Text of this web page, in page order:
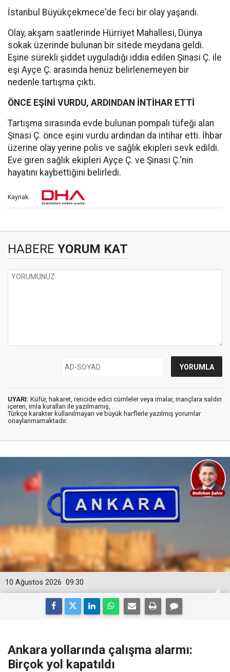
İstanbul Büyükçekmece'de feci bir olay yaşandı.
Olay, akşam saatlerinde Hürriyet Mahallesi, Dünya
sokak üzerinde bulunan bir sitede meydana geldi.
Eşine sürekli şiddet uyguladığı iddia edilen Şinasi Ç. ile
eşi Ayçe Ç. arasında henüz belirlenemeyen bir
nedenle tartışma çıktı.
ÖNCE EŞİNİ VURDU, ARDINDAN İNTİHAR ETTİ
Tartışma sırasında evde bulunan pompalı tüfeği alan
Şinasi Ç. önce eşini vurdu ardından da intihar etti. İhbar
üzerine olay yerine polis ve sağlık ekipleri sevk edildi.
Eve giren sağlık ekipleri Ayçe Ç. ve Şinasi Ç.'nin
hayatını kaybettiğini belirledi.
Kaynak:
HABERE YORUM KAT
UYARI: Küfür, hakaret, rencide edici cümleler veya imalar, inançlara saldırı
içeren, imla kuralları ile yazılmamış,
Türkçe karakter kullanılmayan ve büyük harflerle yazılmış yorumlar
onaylanmamaktadır.
09:30
10 Ağustos 2026
Ankara yollarında çalışma alarmı:
Birçok yol kapatıldı